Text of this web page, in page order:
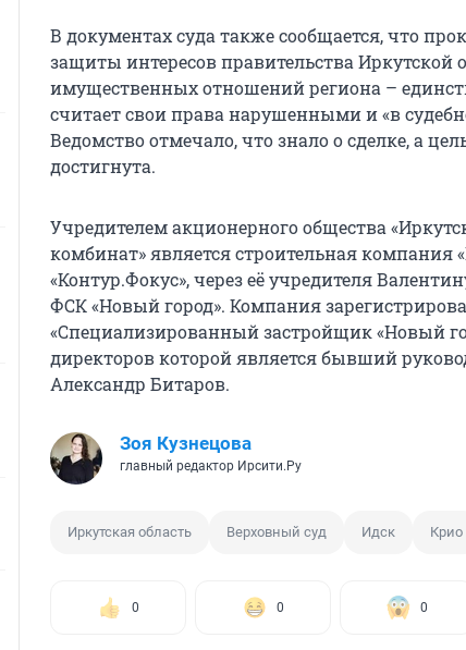
В документах суда также сообщается, что
защиты интересов правительства Иркутской
имущественных отношений региона –
считает свои права нарушенными и «в
Ведомство отмечало, что знало о сделке, а
достигнута.
Учредителем акционерного общества
комбинат» является строительная
«Контур.Фокус», через её учредителя
ФСК «Новый город». Компания
«Специализированный застройщик «Новый
директоров которой является бывший
Александр Битаров.
Зоя Кузнецова
главный редактор Ирсити.Ру
Иркутская область Верховный суд Идск Крио
0 0 0